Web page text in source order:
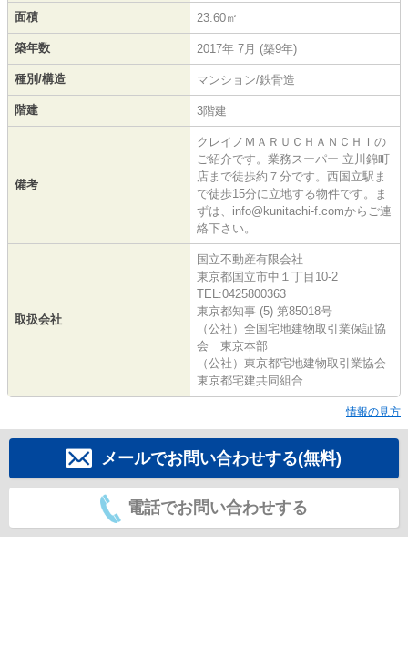
面積 23.60㎡
築年数 2017年 7月 (築9年)
種別/構造 マンション/鉄骨造
階建 3階建
備考
クレイノＭＡＲＵＣＨＡＮＣＨＩの
ご紹介です。業務スーパー 立川錦町
店まで徒歩約７分です。西国立駅ま
で徒歩15分に立地する物件です。ま
ずは、info@kunitachi-f.comからご連
絡下さい。
取扱会社
国立不動産有限会社
東京都国立市中１丁目10-2
TEL:0425800363
東京都知事 (5) 第85018号
（公社）全国宅地建物取引業保証協
会 東京本部
（公社）東京都宅地建物取引業協会
東京都宅建共同組合
情報の見方
メールでお問い合わせする(無料)
電話でお問い合わせする